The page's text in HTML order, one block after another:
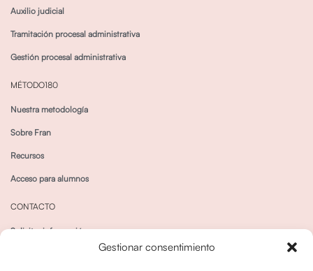
Gestionar consentimiento
Auxilio judicial
Tramitación procesal administrativa
Gestión procesal administrativa
MÉTODO180
Nuestra metodología
Sobre Fran
Recursos
Acceso para alumnos
CONTACTO
Solicitar información